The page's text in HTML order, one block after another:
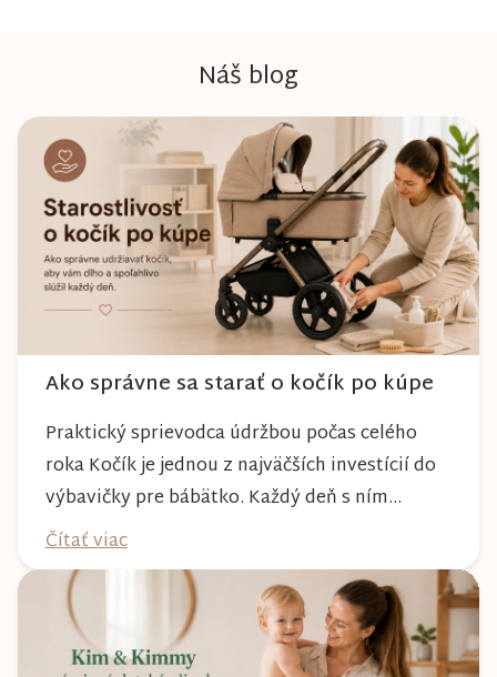
Náš blog
Ako správne sa starať o kočík po kúpe
Praktický sprievodca údržbou počas celého
roka Kočík je jednou z najväčších investícií do
výbavičky pre bábätko. Každý deň s ním
absolvujete prechádzky po meste, v parkoch,
na lesných chodníkoch aj počas nepriaznivého
počasia. Pravidelnou starostlivosťou si však
môžete byť istí, že vám bude spoľahlivo slúžiť
dlhé roky a zachová si svoj krásny vzhľ...
Čítať viac